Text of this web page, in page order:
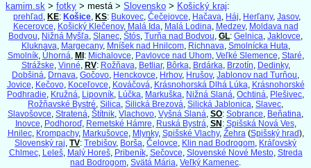
kamim.sk > fotky > mestá > Slovensko > Košický kraj:
prehľad , KE: Košice, KS: Bukovec, Čečejovce, Hačava, Háj, Herľany, Jasov,
Kecerovce, Košický Klečenov, Malá Ida, Malá Lodina, Medzev, Moldava nad
Bodvou, Nižná Myšľa, Slanec, Štós, Turňa nad Bodvou, GL: Gelnica, Jaklovce,
Kluknava, Margecany, Mníšek nad Hnilcom, Richnava, Smolnícka Huta,
Smolník, Úhorná, MI : Michalovce, Pavlovce nad Uhom, Veľké Slemence, Staré,
Strážske, Vinné, RV: Rožňava, Betliar, Bôrka, Brdárka, Brzotín, Dedinky,
Dobšiná, Drnava, Gočovo, Henckovce, Hrhov, Hrušov, Jablonov nad Turňou,
Jovice, Kečovo, Koceľovce, Kováčová, Krásnohorská Dlhá Lúka, Krásnohorské
Podhradie, Kružná, Lipovník, Lúčka, Markuška, Nižná Slaná, Ochtiná, Plešivec,
Rožňavské Bystré, Silica, Silická Brezová, Silická Jablonica, Slavec,
Slavošovce, Stratená, Štítnik, Vlachovo, Vyšná Slaná, SO: Sobrance, Beňatina,
Inovce, Podhoroď, Remetské Hámre, Ruská Bystrá, SN : Spišská Nová Ves,
Hnilec, Krompachy, Markušovce, Mlynky, Spišské Vlachy, Žehra(Spišský hrad),
Slovenský raj, TV: Trebišov, Borša, Čelovce, Klin nad Bodrogom, Kráľovský
Chlmec, Leleš, Malý Horeš, Pribeník, Sečovce, Slovenské Nové Mesto, Streda
nad Bodrogom, Svätá Mária, Veľký Kamenec.